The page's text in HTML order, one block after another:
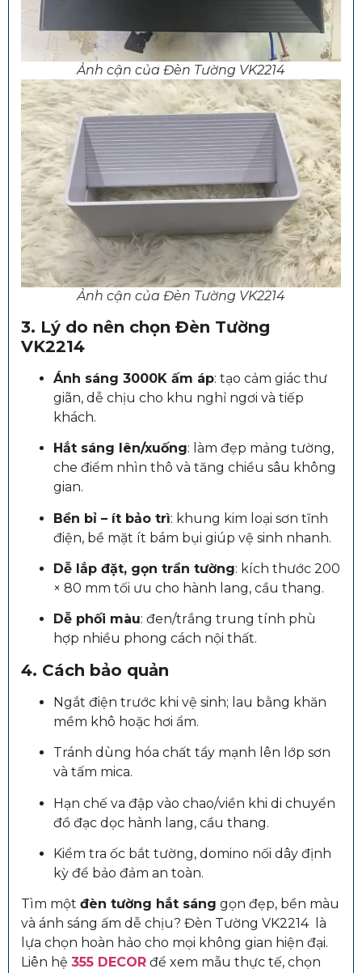
Ảnh cận của Đèn Tường VK2214
Ảnh cận của Đèn Tường VK2214
3. Lý do nên chọn Đèn Tường
VK2214
Ánh sáng 3000K ấm áp: tạo cảm giác thư
giãn, dễ chịu cho khu nghỉ ngơi và tiếp
khách.
Hắt sáng lên/xuống: làm đẹp mảng tường,
che điểm nhìn thô và tăng chiều sâu không
gian.
Bền bỉ – ít bảo trì: khung kim loại sơn tĩnh
điện, bề mặt ít bám bụi giúp vệ sinh nhanh.
Dễ lắp đặt, gọn trần tường: kích thước 200
× 80 mm tối ưu cho hành lang, cầu thang.
Dễ phối màu: đen/trắng trung tính phù
hợp nhiều phong cách nội thất.
4. Cách bảo quản
Ngắt điện trước khi vệ sinh; lau bằng khăn
mềm khô hoặc hơi ẩm.
Tránh dùng hóa chất tẩy mạnh lên lớp sơn
và tấm mica.
Hạn chế va đập vào chao/viền khi di chuyển
đồ đạc dọc hành lang, cầu thang.
Kiểm tra ốc bắt tường, domino nối dây định
kỳ để bảo đảm an toàn.
Tìm một đèn tường hắt sáng gọn đẹp, bền màu
và ánh sáng ấm dễ chịu? Đèn Tường VK2214 là
lựa chọn hoàn hảo cho mọi không gian hiện đại.
Liên hệ 355 DECOR để xem mẫu thực tế, chọn